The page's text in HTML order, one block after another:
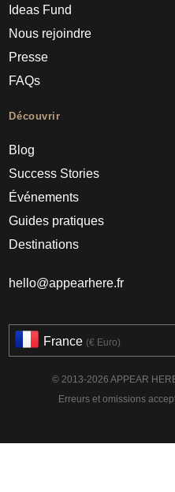
Ideas Fund
Nous rejoindre
Presse
FAQs
Découvrir
Blog
Success Stories
Événements
Guides pratiques
Destinations
hello@appearhere.fr
France (€ Euro)
© 2013-2026 APPEAR
Erreurs et omissions